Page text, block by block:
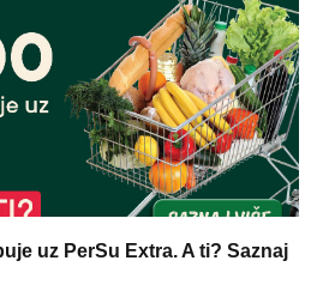
uz PerSu Extra. A ti? Saznaj